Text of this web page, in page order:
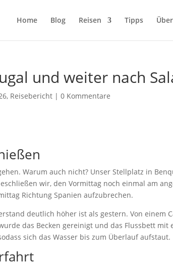
Home Blog Reisen Tipps
und weiter nach
, Reisebericht |0 Kommentare
Warum auch nicht? Unser Stellplatz in
wir, den Vormittag noch einmal am
Richtung Spanien aufzubrechen.
deutlich höher ist als gestern. Von einem
das Becken gereinigt und das Flussbett mit
sich das Wasser bis zum Überlauf aufstaut.